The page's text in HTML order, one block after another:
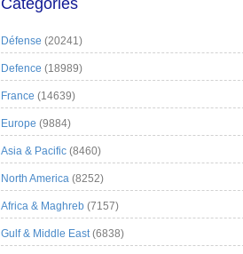
Categories
Défense (20241)
Defence (18989)
France (14639)
Europe (9884)
Asia & Pacific (8460)
North America (8252)
Africa & Maghreb (7157)
Gulf & Middle East(6838)